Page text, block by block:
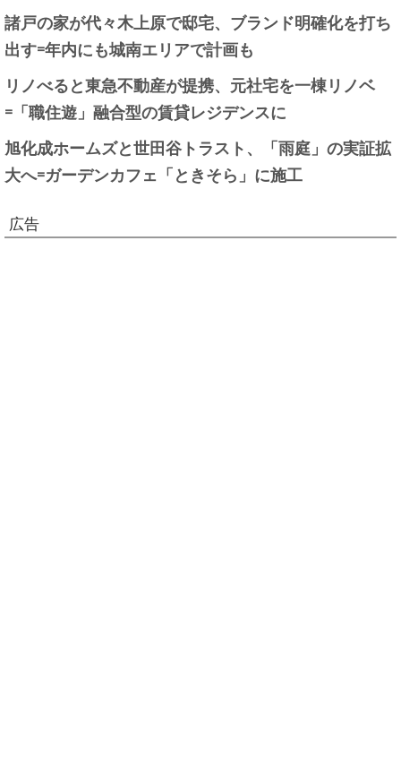
諸戸の家が代々木上原で邸宅、ブランド明確化を打ち
出す=年内にも城南エリアで計画も
リノべると東急不動産が提携、元社宅を一棟リノベ
=「職住遊」融合型の賃貸レジデンスに
旭化成ホームズと世田谷トラスト、「雨庭」の実証拡
大へ=ガーデンカフェ「ときそら」に施工
広告